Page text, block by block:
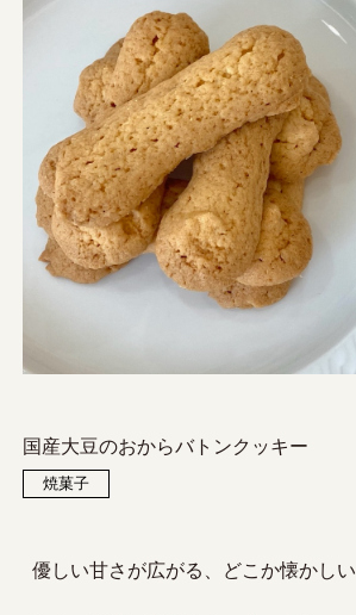
国産大豆のおからバトンクッキー
焼菓子
優しい甘さが広がる、どこか懐かしい